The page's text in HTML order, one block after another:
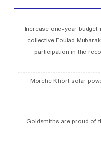
Increase one-year
collective Foulad
participation in the
Morche Khort solar
Goldsmiths are proud of